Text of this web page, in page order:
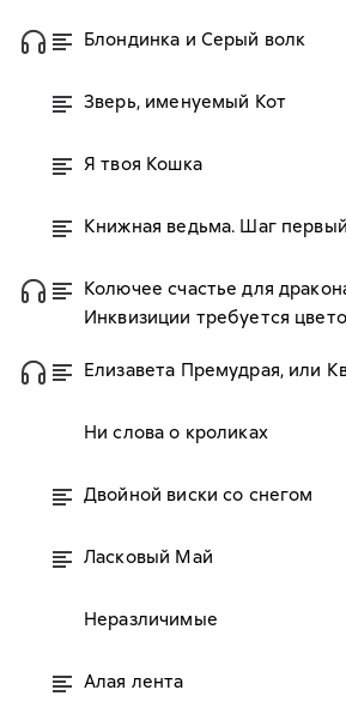
Блондинка и Серый волк
Зверь, именуемый Кот
Я твоя Кошка
Книжная ведьма. Шаг первый
Колючее счастье для
Инквизиции требуется
Елизавета Премудрая, или
Ни слова о кроликах
Двойной виски со снегом
Ласковый Май
Неразличимые
Алая лента